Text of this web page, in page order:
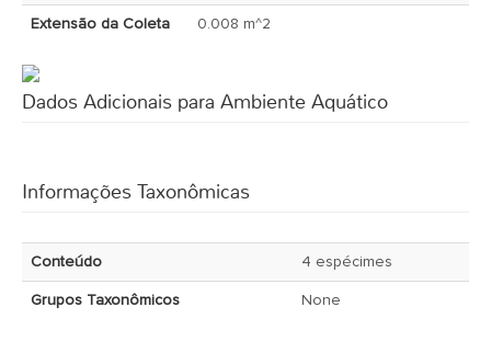
Extensão da Coleta 0.008 m^2
Dados Adicionais para Ambiente Aquático
Informações Taxonômicas
Conteúdo 4 espécimes
Grupos Taxonômicos None